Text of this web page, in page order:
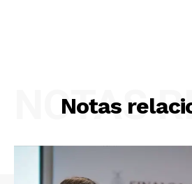
Notas
NOTAS